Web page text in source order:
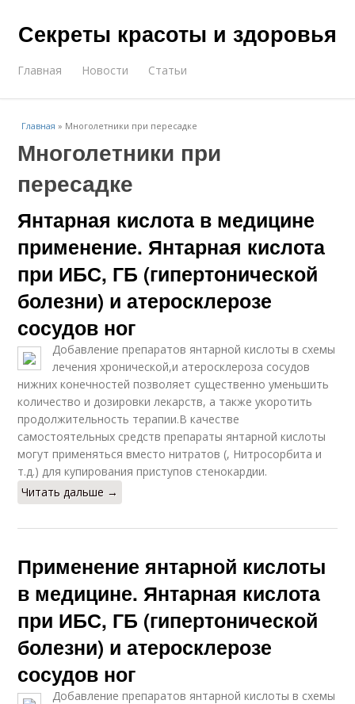
Секреты красоты и здоровья
Главная Новости Статьи
Главная » Многолетники при пересадке
Многолетники при
пересадке
Янтарная кислота в медицине
применение. Янтарная кислота
при ИБС, ГБ (гипертонической
болезни) и атеросклерозе
сосудов ног
Добавление препаратов янтарной кислоты в схемы
лечения хронической,и атеросклероза сосудов
нижних конечностей позволяет существенно уменьшить
количество и дозировки лекарств, а также укоротить
продолжительность терапии.В качестве
самостоятельных средств препараты янтарной кислоты
могут применяться вместо нитратов (, Нитросорбита и
т.д.) для купирования приступов стенокардии.
Читать дальше →
Применение янтарной кислоты
в медицине. Янтарная кислота
при ИБС, ГБ (гипертонической
болезни) и атеросклерозе
сосудов ног
Добавление препаратов янтарной кислоты в схемы